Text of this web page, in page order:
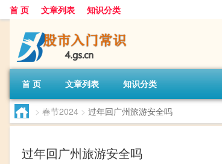
首 页 文章列表 知识分类
首 页 文章列表 知识分类
> 春节2024 > 过年回广州旅游安全吗
过年回广州旅游安全吗